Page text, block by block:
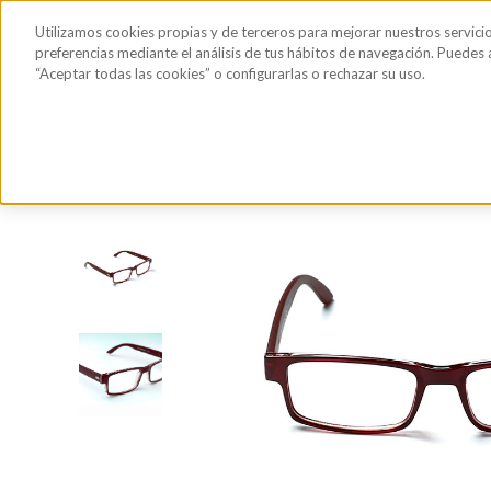
Todos los
productos
Sérum de pestañas y cejasGafas de Sol
Utilizamos cookies propias y de terceros para mejorar nuestros
preferencias mediante el análisis de tus hábitos de navegación.
“Aceptar todas las cookies” o configurarlas o rechazar su uso.